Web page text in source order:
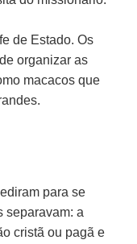
de Estado. Os
organizar as
macacos que
para se
separavam: a
cristã ou pagã e